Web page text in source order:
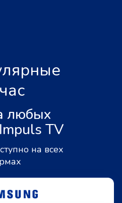
любых
TV
на всех